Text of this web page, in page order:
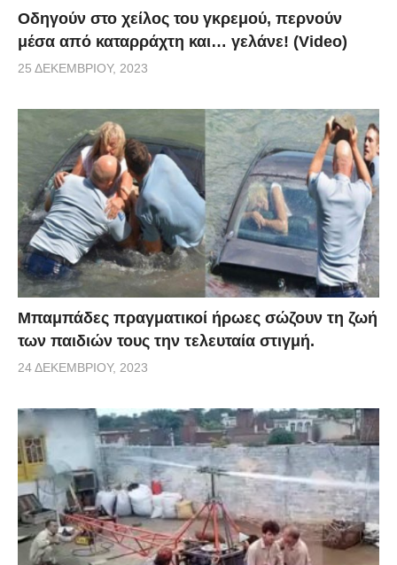
Οδηγούν στο χείλος του γκρεμού, περνούν
μέσα από καταρράχτη και… γελάνε! (Video)
25 ΔΕΚΕΜΒΡΊΟΥ, 2023
Μπαμπάδες πραγματικοί ήρωες σώζουν τη ζωή
των παιδιών τους την τελευταία στιγμή.
24 ΔΕΚΕΜΒΡΊΟΥ, 2023